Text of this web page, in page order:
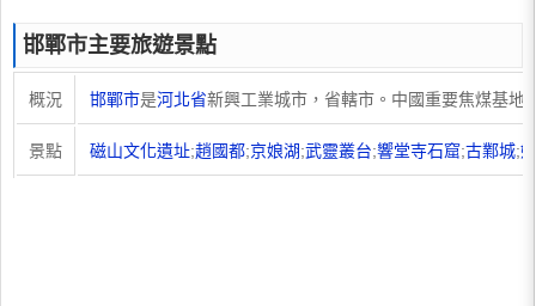
邯鄲市主要旅遊景點
概況 邯鄲市是河北省新興工業城市，省轄市。中國重要焦煤基地
景點 磁山文化遺址;趙國都;京娘湖;武靈叢台;響堂寺石窟;古鄴城;